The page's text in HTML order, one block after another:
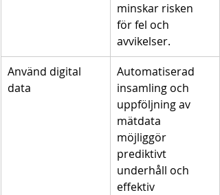
minskar risken
för fel och
avvikelser.
Använd digital
data
Automatiserad
insamling och
uppföljning av
mätdata
möjliggör
prediktivt
underhåll och
effektiv